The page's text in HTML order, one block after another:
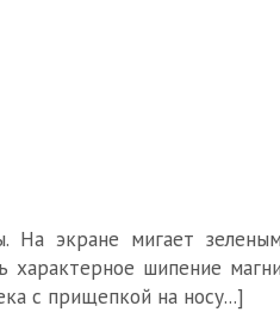
На экране мигает
характерное шипение
с прищепкой на носу...]